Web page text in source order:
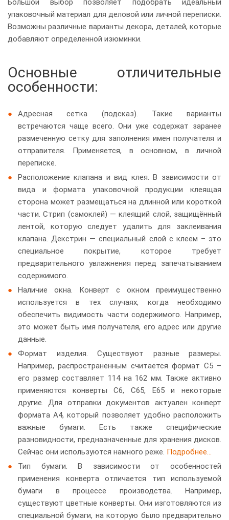
Большой выбор позволяет подобрать идеальный
упаковочный материал для деловой или личной переписки.
Возможны различные варианты декора, деталей, которые
добавляют определенной изюминки.
Основные отличительные
особенности:
Адресная сетка (подсказ). Такие варианты
встречаются чаще всего. Они уже содержат заранее
размеченную сетку для заполнения имен получателя и
отправителя. Применяется, в основном, в личной
переписке.
Расположение клапана и вид клея. В зависимости от
вида и формата упаковочной продукции клеящая
сторона может размещаться на длинной или короткой
части. Стрип (самоклей) — клеящий слой, защищённый
лентой, которую следует удалить для заклеивания
клапана. Декстрин — специальный слой с клеем – это
специальное покрытие, которое требует
предварительного увлажнения перед запечатыванием
содержимого.
Наличие окна. Конверт с окном преимущественно
используется в тех случаях, когда необходимо
обеспечить видимость части содержимого. Например,
это может быть имя получателя, его адрес или другие
данные.
Формат изделия. Существуют разные размеры.
Например, распространенным считается формат С5 –
его размер составляет 114 на 162 мм. Также активно
применяются конверты С6, С65, Е65 и некоторые
другие. Для отправки документов актуален конверт
формата А4, который позволяет удобно расположить
важные бумаги. Есть также специфические
разновидности, предназначенные для хранения дисков.
Сейчас они используются намного реже. Подробнее...
Тип бумаги. В зависимости от особенностей
применения конверта отличается тип используемой
бумаги в процессе производства. Например,
существуют цветные конверты. Они изготовляются из
специальной бумаги, на которую было предварительно